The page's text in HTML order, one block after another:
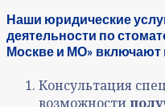
Наши юридические
деятельности по
Москве и МО» включают
Консультация
возможности